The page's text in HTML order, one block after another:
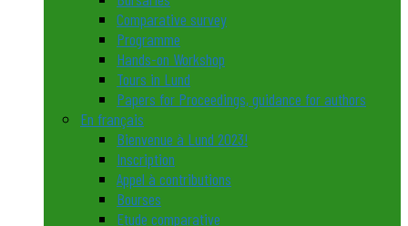
Comparative survey
Programme
Hands-on Workshop
Tours in Lund
Papers for Proceedings, guidance for authors
En français
Bienvenue à Lund 2023!
Inscription
Appel à contributions
Bourses
Etude comparative